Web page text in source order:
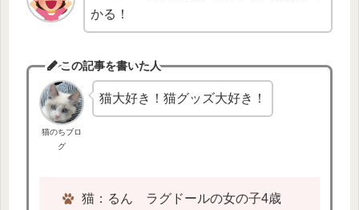
かる！
この記事を書いた人
猫のちブロ
グ
猫大好き！猫グッズ大好き！
猫：るん ラグドールの女の子4歳